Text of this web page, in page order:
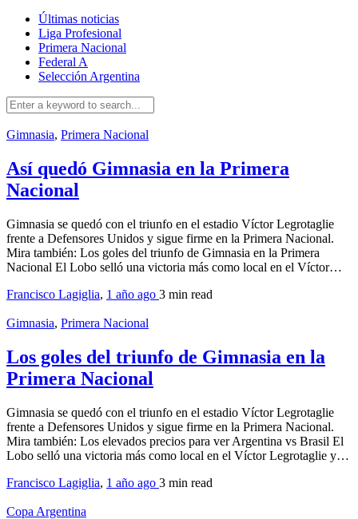
Últimas noticias
Liga Profesional
Primera Nacional
Federal A
Selección Argentina
Gimnasia, Primera Nacional
Así quedó Gimnasia en la Primera
Nacional
Gimnasia se quedó con el triunfo en el estadio Víctor Legrotaglie
frente a Defensores Unidos y sigue firme en la Primera Nacional.
Mira también: Los goles del triunfo de Gimnasia en la Primera
Nacional El Lobo selló una victoria más como local en el Víctor…
Francisco Lagiglia, 1 año ago 3 min read
Gimnasia, Primera Nacional
Los goles del triunfo de Gimnasia en la
Primera Nacional
Gimnasia se quedó con el triunfo en el estadio Víctor Legrotaglie
frente a Defensores Unidos y sigue firme en la Primera Nacional.
Mira también: Los elevados precios para ver Argentina vs Brasil El
Lobo selló una victoria más como local en el Víctor Legrotaglie y…
Francisco Lagiglia, 1 año ago 3 min read
Copa Argentina